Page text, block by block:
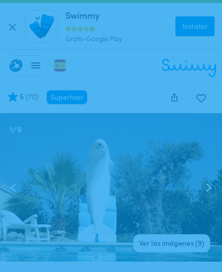
Swimmy
Gratis-Google Play
Instalar
5 (70) Superhost
1/9
Ver las imágenes (9)